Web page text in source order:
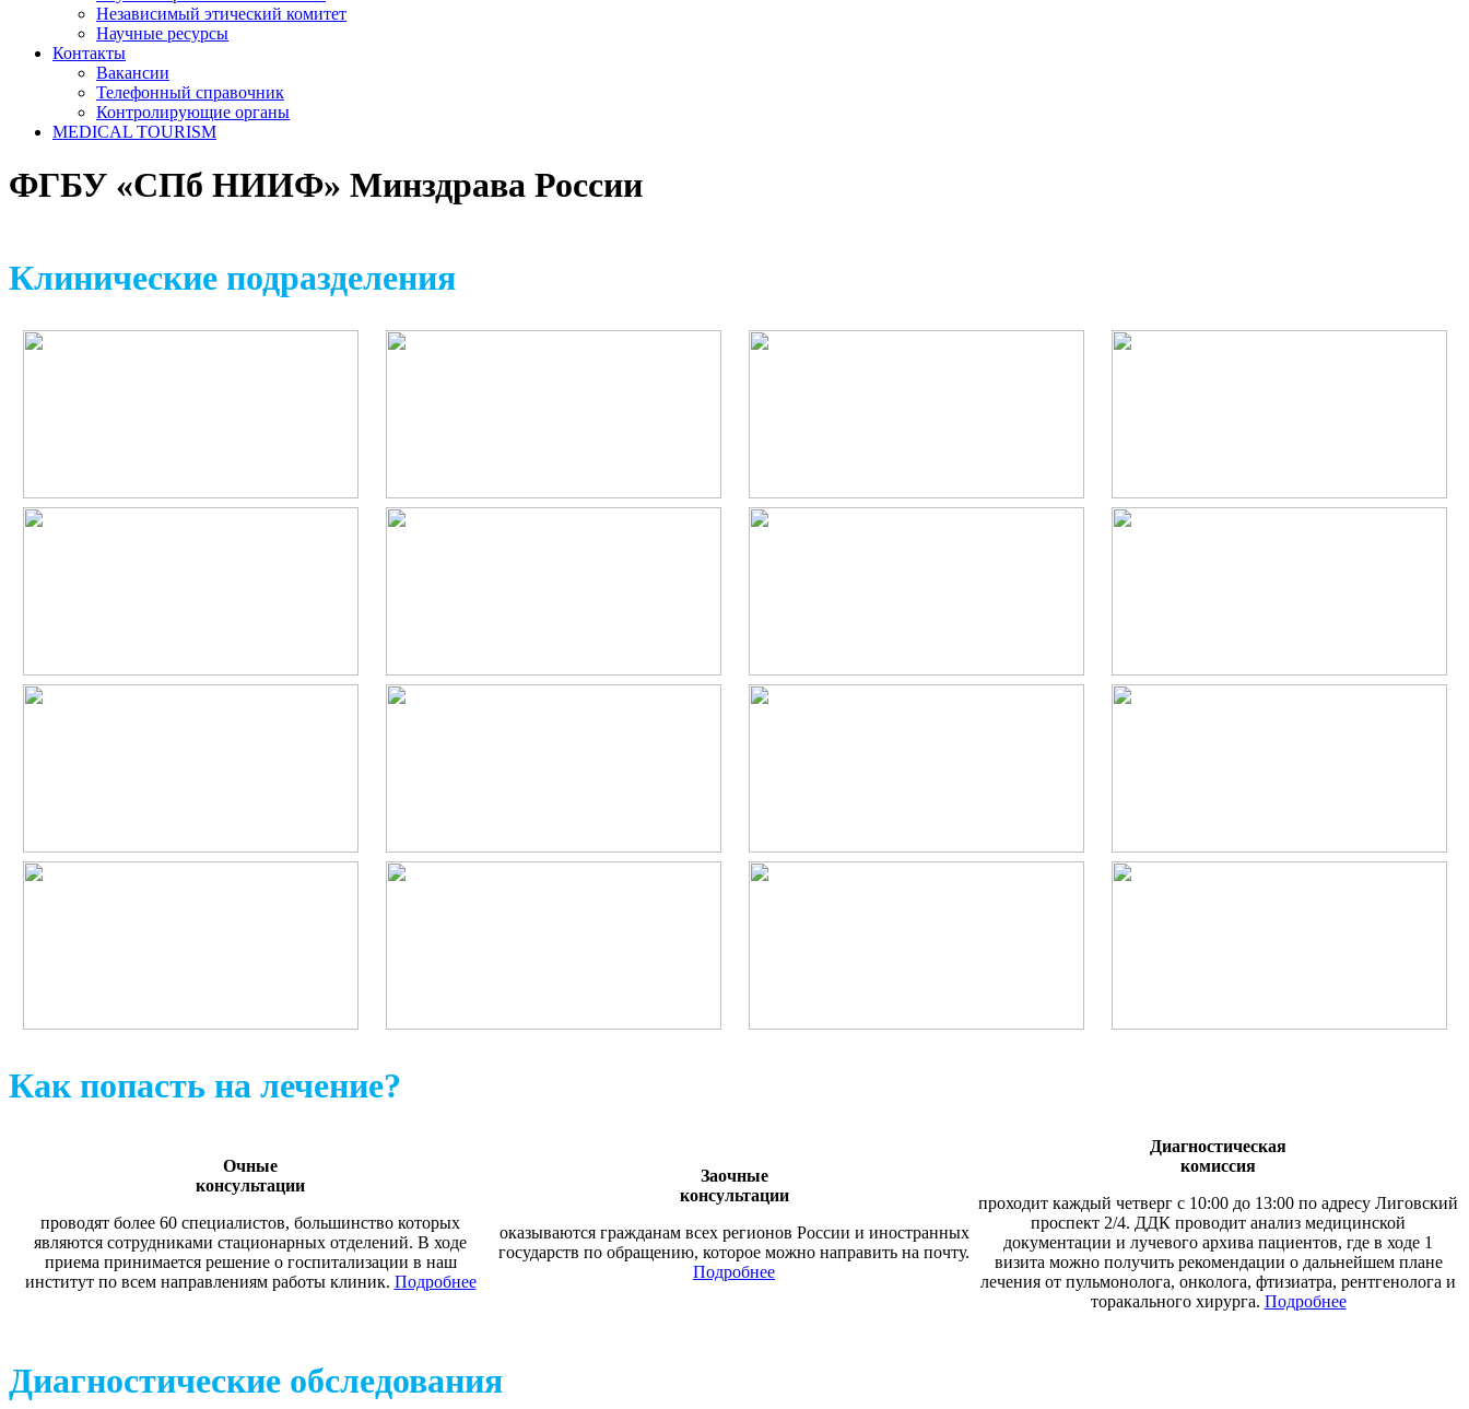
Независимый этический комитет
Научные ресурсы
Контакты
Вакансии
Телефонный справочник
Контролирующие органы
MEDICAL TOURISM
ФГБУ «СПб НИИФ» Минздрава России
Клинические подразделения
Как попасть на лечение?
Очные
консультации
проводят более 60 специалистов, большинство которых
являются сотрудниками стационарных отделений. В ходе
приема принимается решение о госпитализации в наш
институт по всем направлениям работы клиник. Подробнее
Заочные
консультации
оказываются гражданам всех регионов России и иностранных
государств по обращению, которое можно направить на почту.
Подробнее
Диагностическая
комиссия
проходит каждый четверг с 10:00 до 13:00 по адресу Лиговский
проспект 2/4. ДДК проводит анализ медицинской
документации и лучевого архива пациентов, где в ходе 1
визита можно получить рекомендации о дальнейшем плане
лечения от пульмонолога, онколога, фтизиатра, рентгенолога и
торакального хирурга. Подробнее
Диагностические обследования